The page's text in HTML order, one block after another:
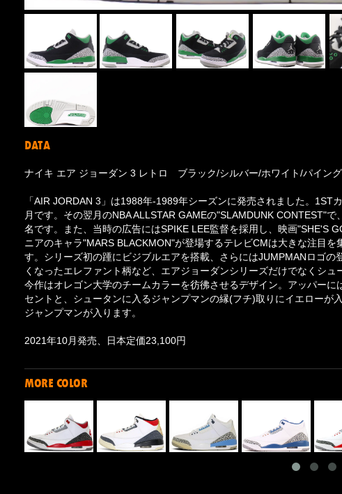
DATA
ナイキ エア ジョーダン 3 レトロ ブラック/シルバー/ホワイト/パイン
「AIR JORDAN 3」は1988年-1989年シーズンに発売されました。
月です。その翌月のNBA ALLSTAR GAMEの"SLAMDUNK CONTEST"
名です。また、当時の広告にはSPIKE LEE監督を採用し、映画"SHE'S
ニアのキャラ"MARS BLACKMON"が登場するテレビCMは大きな注目
す。シリーズ初の踵にビジブルエアを搭載、さらにはJUMPMANロゴ
くなったエレファント柄など、エアジョーダンシリーズだけでなくシュ
今作はオレゴン大学のチームカラーを彷彿させるデザイン。アッパー
セントと、シュータンに入るジャンプマンの縁(フチ)取りにイエローが
ジャンプマンが入ります。
2021年10月発売、日本定価23,100円
MORE COLOR